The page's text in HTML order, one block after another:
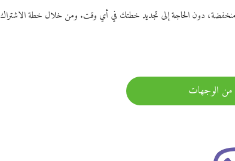
منخفضة، دون الحاجة إلى تجديد خطتك في أي وقت. ومن خلال خطة الاشتراك
من الوجهات